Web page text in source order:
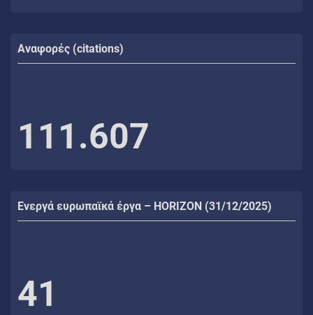
Αναφορές (citations)
111.607
Ενεργά ευρωπαϊκά έργα – HORIZON (31/12/2025)
41